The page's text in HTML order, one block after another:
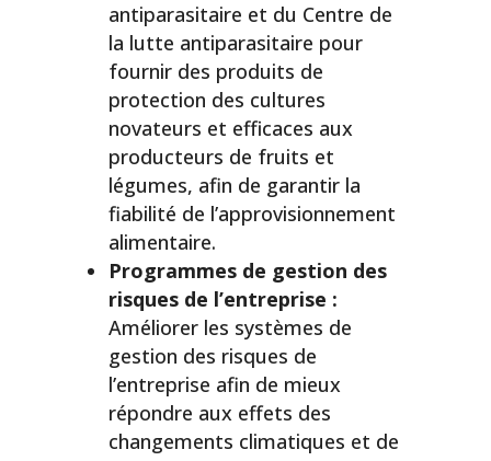
antiparasitaire et du Centre de
la lutte antiparasitaire pour
fournir des produits de
protection des cultures
novateurs et efficaces aux
producteurs de fruits et
légumes, afin de garantir la
fiabilité de l’approvisionnement
alimentaire.
Programmes de gestion des
risques de l’entreprise :
Améliorer les systèmes de
gestion des risques de
l’entreprise afin de mieux
répondre aux effets des
changements climatiques et de